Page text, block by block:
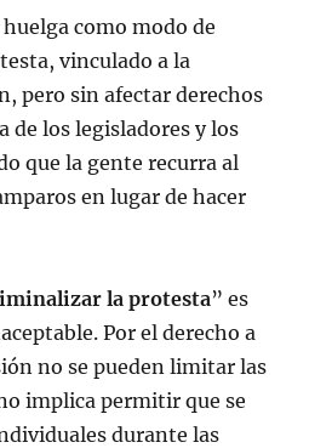
como modo de
vinculado a la
pero sin afectar derechos
de los legisladores y los
que la gente recurra al
en lugar de hacer
la protesta” es
Por el derecho a
no se pueden limitar las
implica permitir que se
durante las